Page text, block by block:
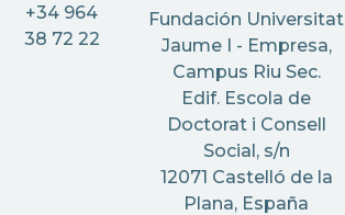
+34 964
38 72 22
Fundación Universitat
Jaume I - Empresa,
Campus Riu Sec.
Edif. Escola de
Doctorat i Consell
Social, s/n
12071 Castelló de la
Plana, España